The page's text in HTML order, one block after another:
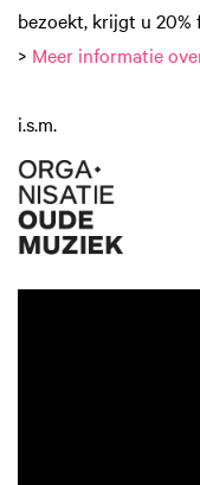
bezoekt, krijgt u
> Meer informatie
i.s.m.